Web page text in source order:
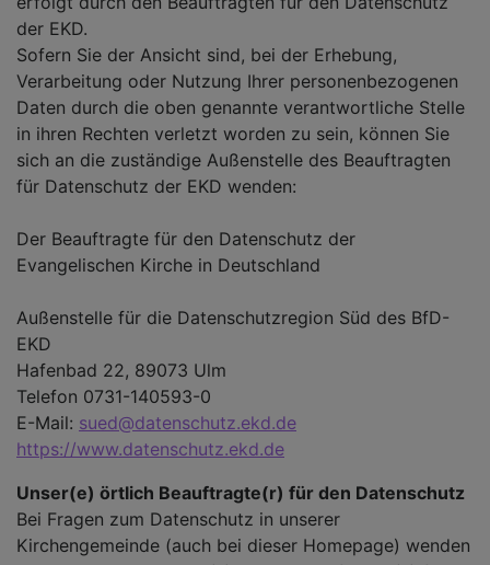
der EKD.
Sofern Sie der Ansicht sind, bei der Erhebung,
Verarbeitung oder Nutzung Ihrer personenbezogenen
Daten durch die oben genannte verantwortliche Stelle
in ihren Rechten verletzt worden zu sein, können Sie
sich an die zuständige Außenstelle des Beauftragten
für Datenschutz der EKD wenden:
Der Beauftragte für den Datenschutz der
Evangelischen Kirche in Deutschland
Außenstelle für die Datenschutzregion Süd des BfD-
EKD
Hafenbad 22, 89073 Ulm
Telefon 0731-140593-0
E-Mail: sued@datenschutz.ekd.de
https://www.datenschutz.ekd.de
Unser(e) örtlich Beauftragte(r) für den Datenschutz
Bei Fragen zum Datenschutz in unserer
Kirchengemeinde (auch bei dieser Homepage) wenden